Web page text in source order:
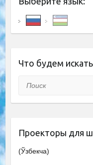
Что будем
Поиск
Проекторы для
(Ўзбекча)